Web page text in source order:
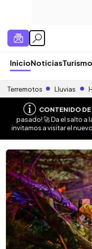
InicioNoticiasTurismo
Terremotos Lluvias
CONTENIDO
pasado! 🚀 Da el salto a
invitamos a visitar el